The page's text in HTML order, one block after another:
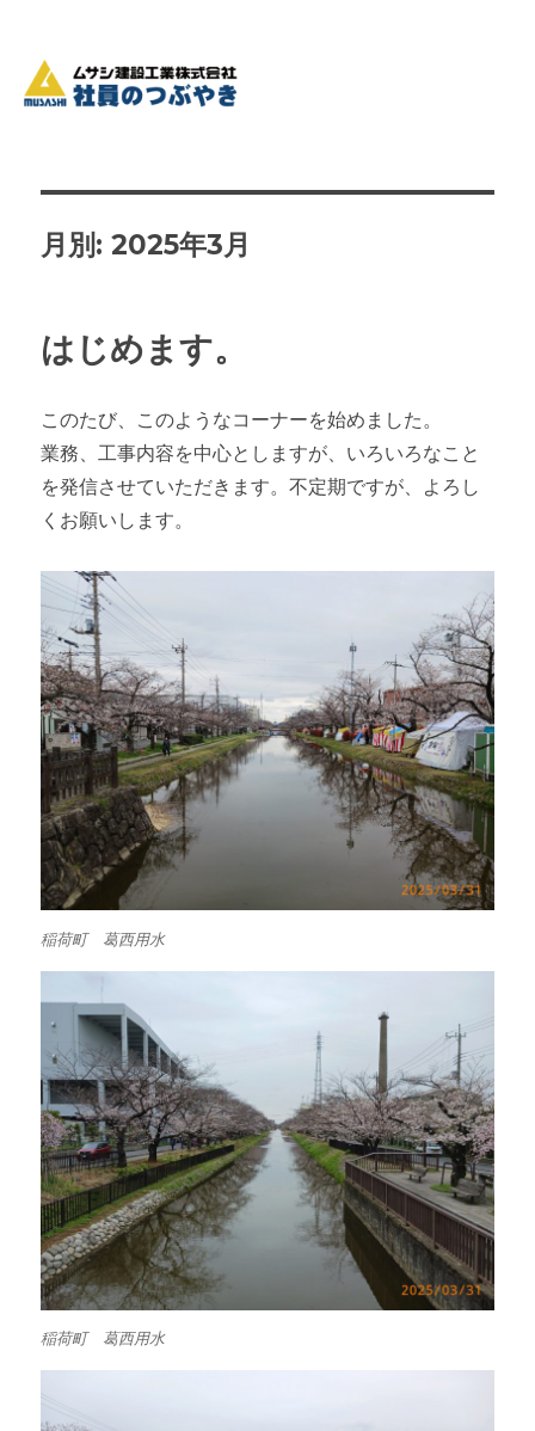
月別: 2025年3月
はじめます。
このたび、このようなコーナーを始めました。
業務、工事内容を中心としますが、いろいろなこと
を発信させていただきます。不定期ですが、よろし
くお願いします。
稲荷町 葛西用水
稲荷町 葛西用水